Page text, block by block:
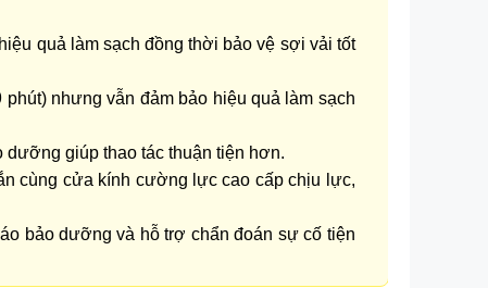
quả làm sạch đồng thời bảo vệ sợi vải tốt
nhưng vẫn đảm bảo hiệu quả làm sạch
giúp thao tác thuận tiện hơn.
cùng cửa kính cường lực cao cấp chịu lực,
bảo dưỡng và hỗ trợ chẩn đoán sự cố tiện